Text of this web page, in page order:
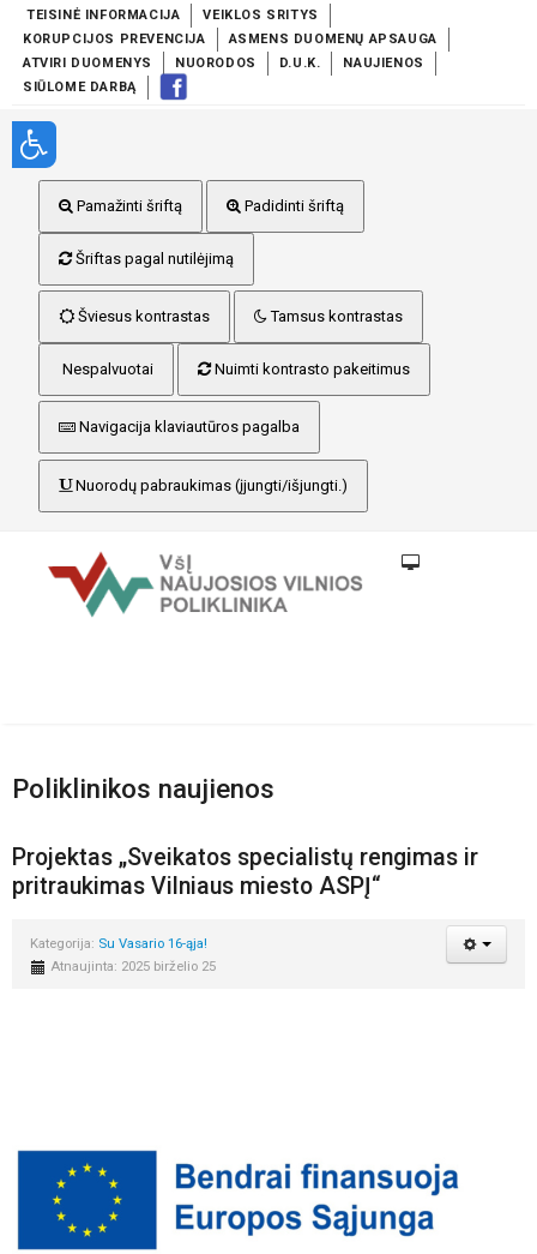
TEISINĖ INFORMACIJA
VEIKLOS SRITYS
KORUPCIJOS PREVENCIJA
ASMENS DUOMENŲ APSAUGA
ATVIRI DUOMENYS
NUORODOS D.U.K.
NAUJIENOS
SIŪLOME DARBĄ
Pamažinti šriftą Padidinti šriftą
Šriftas pagal nutilėjimą
Šviesus kontrastas Tamsus kontrastas
Nespalvuotai Nuimti kontrasto pakeitimus
Navigacija klaviautūros pagalba
Nuorodų pabraukimas (įjungti/išjungti.)
Poliklinikos naujienos
Projektas „Sveikatos specialistų rengimas ir
pritraukimas Vilniaus miesto ASPĮ“
Kategorija: Su Vasario 16-ąja!
Atnaujinta: 2025 birželio 25